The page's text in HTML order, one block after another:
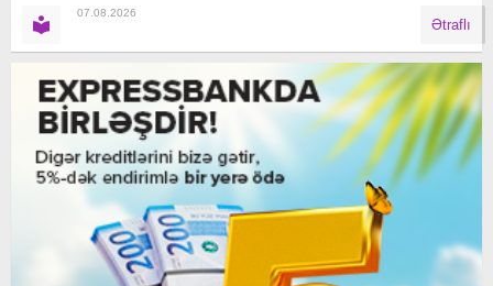
07.08.2026
Ətraflı